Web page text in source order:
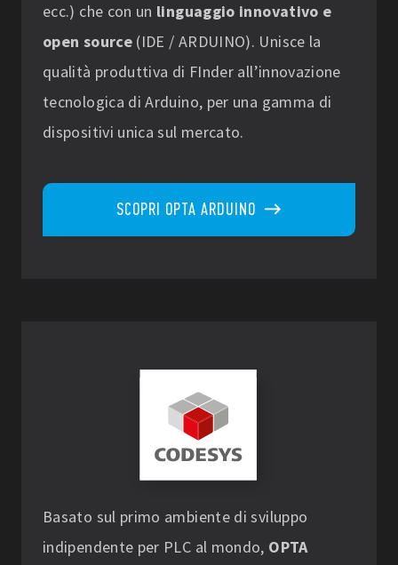
ecc.) che con un linguaggio innovativo e
open source(IDE / ARDUINO). Unisce la
qualità produttiva di FInder all’innovazione
tecnologica di Arduino, per una gamma di
dispositivi unica sul mercato.
SCOPRI OPTA ARDUINO
Basato sul primo ambiente di sviluppo
indipendente per PLC al mondo, OPTA